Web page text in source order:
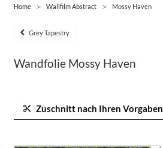
Home Wallfilm Abstract Mossy Haven
Grey Tapestry
Wandfolie Mossy Haven
Zuschnitt nach Ihren Vorgaben